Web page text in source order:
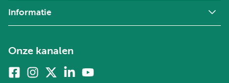
Informatie
Onze kanalen
FacebookInstagram Linkedin